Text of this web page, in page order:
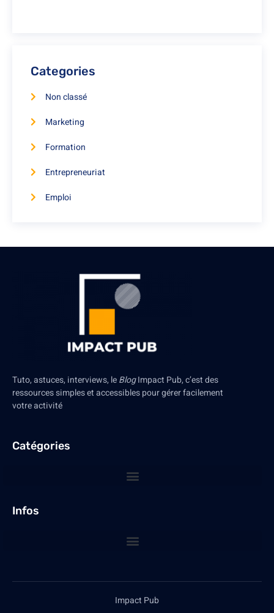
Categories
Non classé
Marketing
Formation
Entrepreneuriat
Emploi
Tuto, astuces, interviews, leBlogImpact Pub, c’est des
ressources simples et accessibles pour gérer facilement
votre activité
Catégories
Infos
Impact Pub